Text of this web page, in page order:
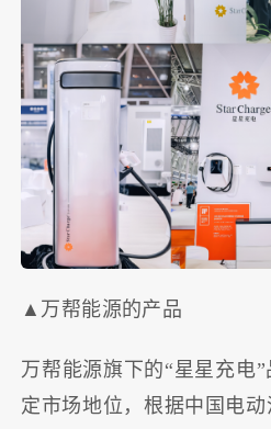
▲万帮能源的产品
万帮能源旗下的“星星充电
定市场地位，根据中国电